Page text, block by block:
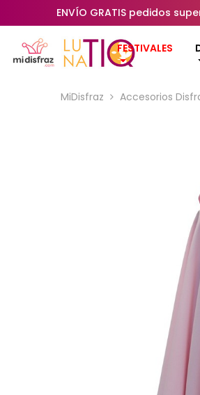
ENVÍO GRATIS pedidos
FESTIVALES
MiDisfraz Accesorios